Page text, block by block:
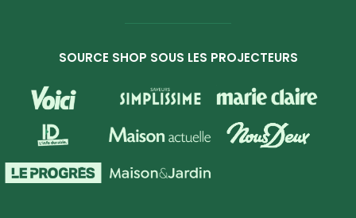
SOURCE SHOP SOUS LES PROJECTEURS